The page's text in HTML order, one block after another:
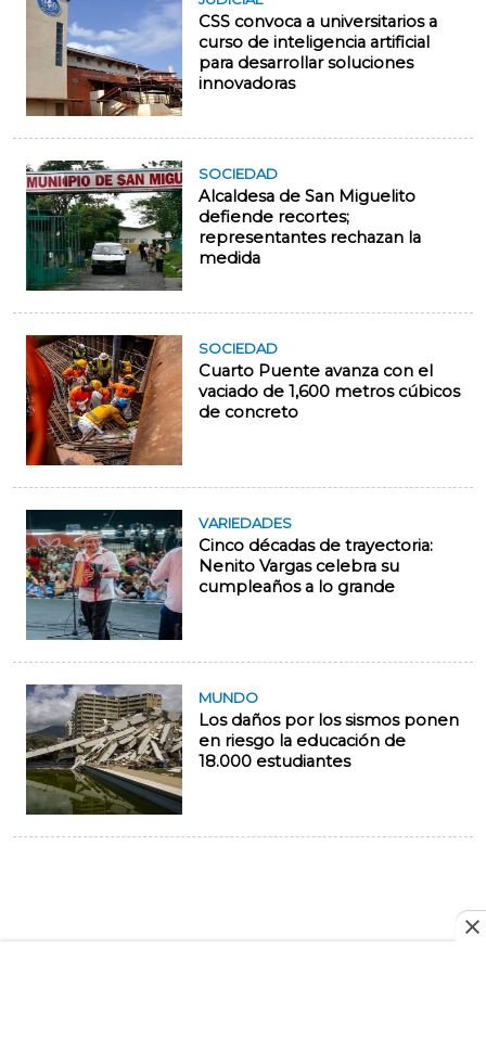
CSS convoca a universitarios a
curso de inteligencia artificial
para desarrollar soluciones
innovadoras
SOCIEDAD
Alcaldesa de San Miguelito
defiende recortes;
representantes rechazan la
medida
SOCIEDAD
Cuarto Puente avanza con el
vaciado de 1,600 metros cúbicos
de concreto
VARIEDADES
Cinco décadas de trayectoria:
Nenito Vargas celebra su
cumpleaños a lo grande
MUNDO
Los daños por los sismos ponen
en riesgo la educación de
18.000 estudiantes